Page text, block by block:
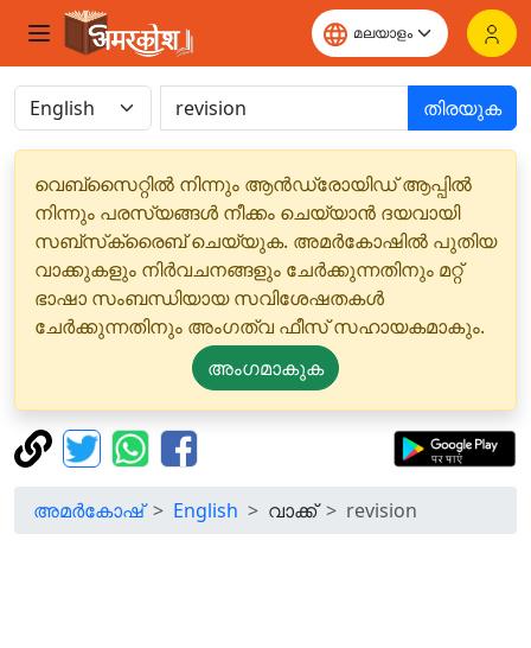
തിരയുക
വെബ്‌സൈറ്റിൽ നിന്നും ആൻഡ്രോയിഡ് ആപ്പിൽ
നിന്നും പരസ്യങ്ങൾ നീക്കം ചെയ്യാൻ ദയവായി
സബ്‌സ്‌ക്രൈബ് ചെയ്യുക. അമർകോഷിൽ പുതിയ
വാക്കുകളും നിർവചനങ്ങളും ചേർക്കുന്നതിനും മറ്റ്
ഭാഷാ സംബന്ധിയായ സവിശേഷതകൾ
ചേർക്കുന്നതിനും അംഗത്വ ഫീസ് സഹായകമാകും.
അംഗമാകുക
അമർകോഷ് English വാക്ക് revision